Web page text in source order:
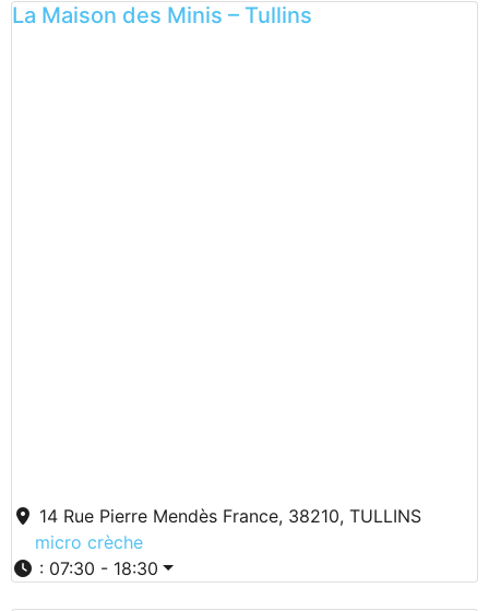
La Maison des Minis – Tullins
14 Rue Pierre Mendès France, 38210, TULLINS
micro crèche
: 07:30 - 18:30